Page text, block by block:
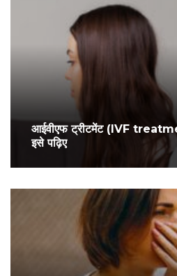
आईवीएफ ट्रीटमेंट (IVF
इसे पढ़िए